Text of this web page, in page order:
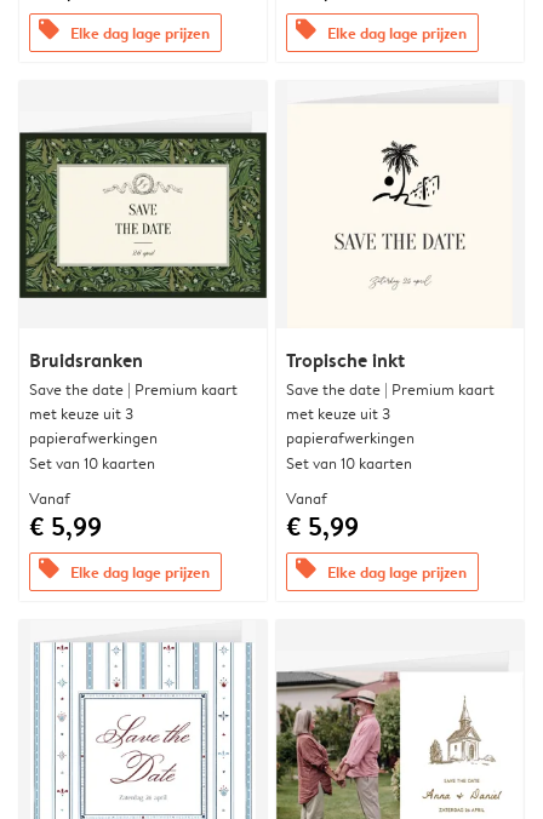
offers Elke dag lage prijzen offers Elke dag lage prijzen
Bruidsranken
Save the date | Premium kaart
met keuze uit 3
papierafwerkingen
Set van 10 kaarten
Vanaf
€ 5,99
offers Elke dag lage prijzen
Tropische inkt
Save the date | Premium kaart
met keuze uit 3
papierafwerkingen
Set van 10 kaarten
Vanaf
€ 5,99
offers Elke dag lage prijzen